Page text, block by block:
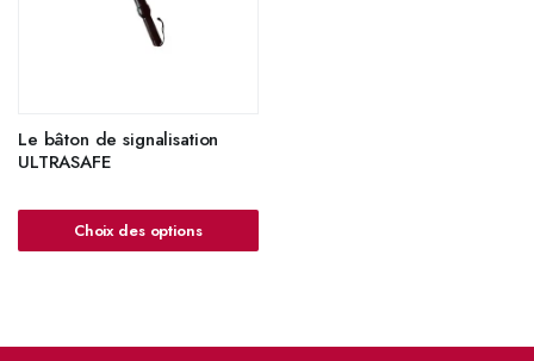
Le bâton de signalisation
ULTRASAFE
Choix des options